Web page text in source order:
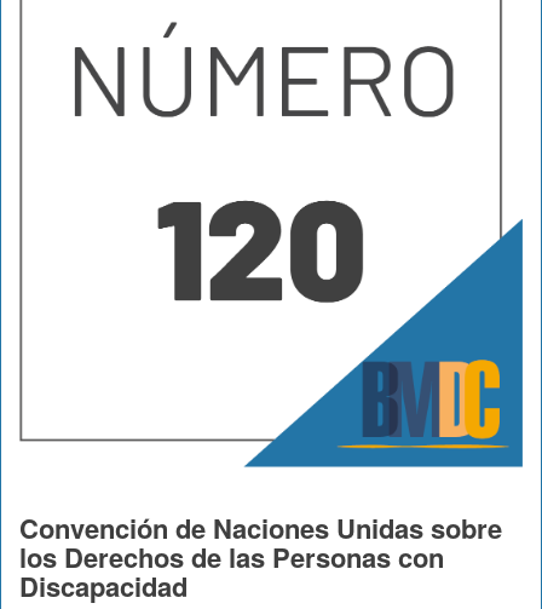
Convención de Naciones Unidas sobre
los Derechos de las Personas con
Discapacidad